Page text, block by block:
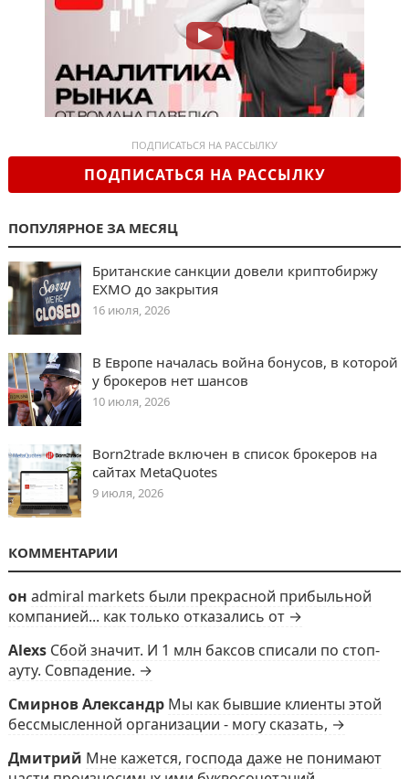
ПОДПИСАТЬСЯ НА РАССЫЛКУ
ПОДПИСАТЬСЯ НА РАССЫЛКУ
ПОПУЛЯРНОЕ ЗА МЕСЯЦ
Британские санкции довели криптобиржу
EXMO до закрытия
16 июля, 2026
В Европе началась война бонусов, в которой
у брокеров нет шансов
10 июля, 2026
Born2trade включен в список брокеров на
сайтах MetaQuotes
9 июля, 2026
КОММЕНТАРИИ
он admiral markets были прекрасной прибыльной
компанией... как только отказались от →
Alexs Сбой значит. И 1 млн баксов списали по стоп-
ауту. Совпадение. →
Смирнов Александр Мы как бывшие клиенты этой
бессмысленной организации - могу сказать, →
Дмитрий Мне кажется, господа даже не понимают